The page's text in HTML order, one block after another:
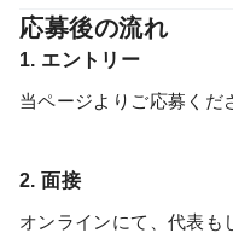
応募後の流れ
1. エントリー
当ページよりご応募くだ
2. 面接
オンラインにて、代表も